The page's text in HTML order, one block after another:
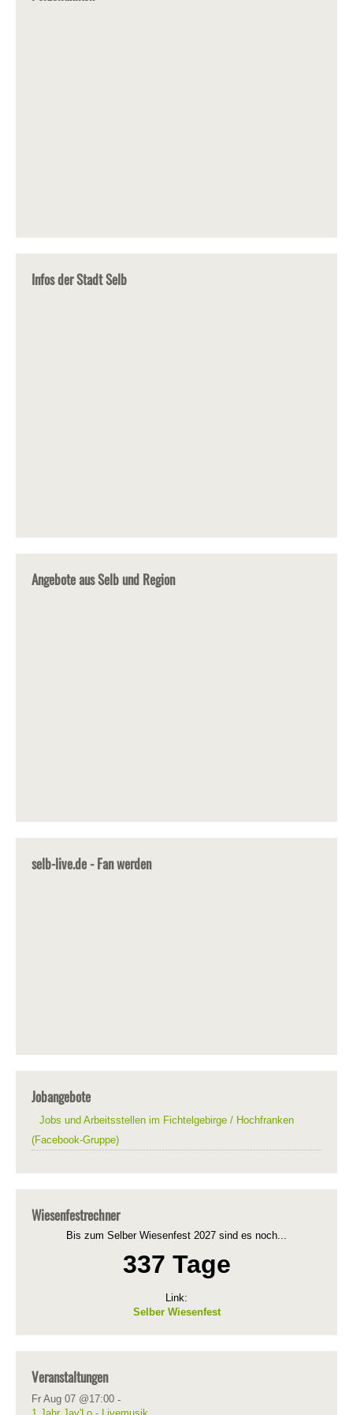
Infos der Stadt Selb
Angebote aus Selb und Region
selb-live.de - Fan werden
Jobangebote
Jobs und Arbeitsstellen im Fichtelgebirge / Hochfranken
(Facebook-Gruppe)
Wiesenfestrechner
Bis zum Selber Wiesenfest 2027 sind es noch...
337 Tage
Link:
Selber Wiesenfest
Veranstaltungen
Fr Aug 07 @17:00 -